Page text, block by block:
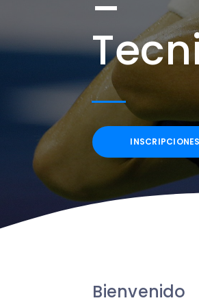
INSCRIPCIONES
Bienvenido